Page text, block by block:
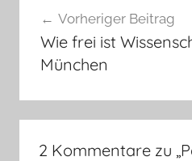
Vorheriger Beitrag
Wie frei ist
München
2 Kommentare zu „